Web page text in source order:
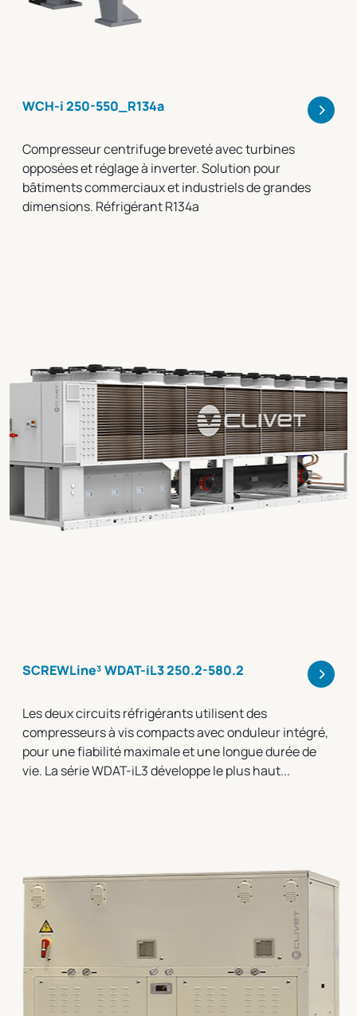
WCH-i 250-550_R134a >
Compresseur centrifuge breveté avec turbines
opposées et réglage à inverter. Solution pour
bâtiments commerciaux et industriels de grandes
dimensions. Réfrigérant R134a
SCREWLine³ WDAT-iL3 250.2-580.2 >
Les deux circuits réfrigérants utilisent des
compresseurs à vis compacts avec onduleur intégré,
pour une fiabilité maximale et une longue durée de
vie. La série WDAT-iL3 développe le plus haut...